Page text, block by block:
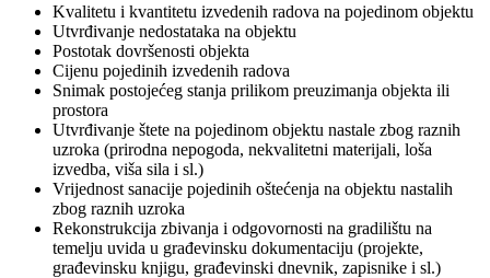
Kvalitetu i kvantitetu izvedenih radova na pojedinom objektu
Utvrđivanje nedostataka na objektu
Postotak dovršenosti objekta
Cijenu pojedinih izvedenih radova
Snimak postojećeg stanja prilikom preuzimanja objekta ili
prostora
Utvrđivanje štete na pojedinom objektu nastale zbog raznih
uzroka (prirodna nepogoda, nekvalitetni materijali, loša
izvedba, viša sila i sl.)
Vrijednost sanacije pojedinih oštećenja na objektu nastalih
zbog raznih uzroka
Rekonstrukcija zbivanja i odgovornosti na gradilištu na
temelju uvida u građevinsku dokumentaciju (projekte,
građevinsku knjigu, građevinski dnevnik, zapisnike i sl.)